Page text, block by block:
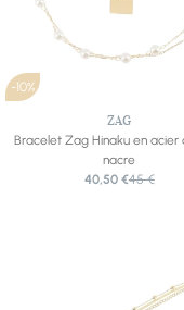
-10%
ZAG
Bracelet Zag Hinaku en acier
nacre
40,50 €45 €